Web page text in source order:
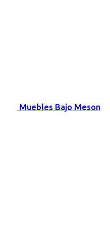
Muebles Bajo Meson